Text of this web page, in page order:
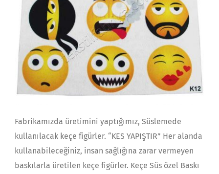
Fabrikamızda üretimini yaptığımız, Süslemede
kullanılacak keçe figürler. “KES YAPIŞTIR” Her alanda
kullanabileceğiniz, insan sağlığına zarar vermeyen
baskılarla üretilen keçe figürler. Keçe Süs özel Baskı